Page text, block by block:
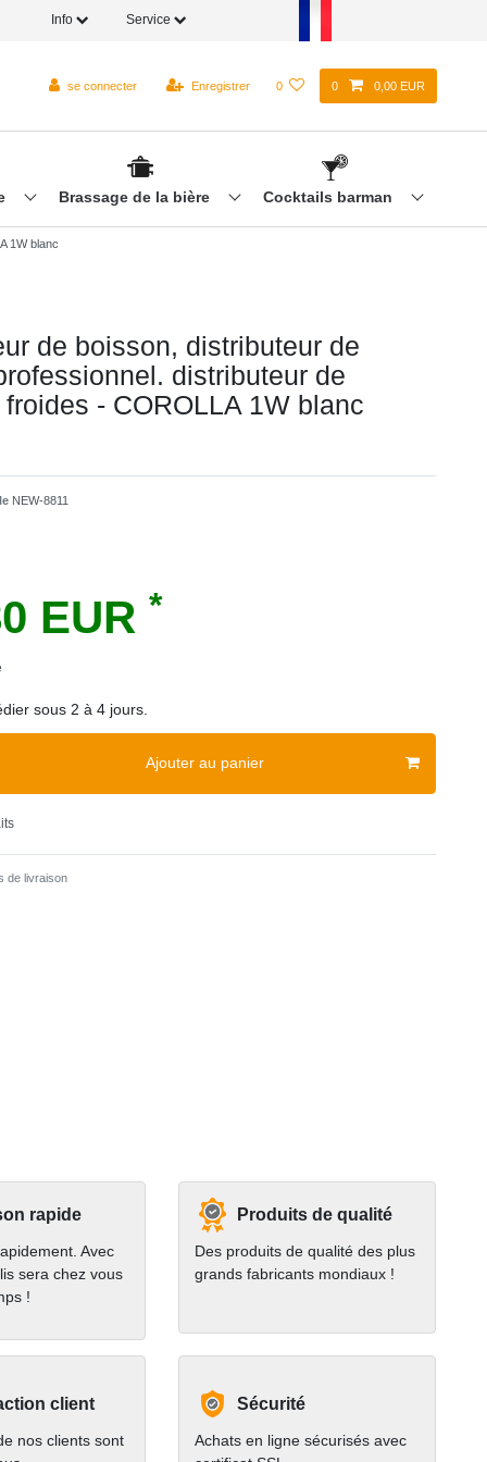
Info Service
se connecter Enregistrer 0 0 0,00 EUR
Brassage de la bière Cocktails barman
1W blanc
de boisson, distributeur de
distributeur de
- COROLLA 1W blanc
NEW-8811
EUR *
sous 2 à 4 jours.
Ajouter au panier
de livraison
rapide
Avec
sera chez vous
!
Produits de qualité
Des produits de qualité des plus
grands fabricants mondiaux !
client
nos clients sont
Sécurité
Achats en ligne sécurisés avec